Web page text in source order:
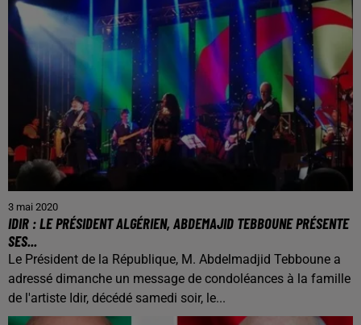
3 mai 2020
IDIR : LE PRÉSIDENT ALGÉRIEN, ABDEMAJID TEBBOUNE PRÉSENTE
SES...
Le Président de la République, M. Abdelmadjid Tebboune a
adressé dimanche un message de condoléances à la famille
de l'artiste Idir, décédé samedi soir, le...